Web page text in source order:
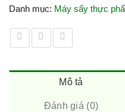
Danh mục: Máy sấy thực
Mô tả
Đánh giá (0)